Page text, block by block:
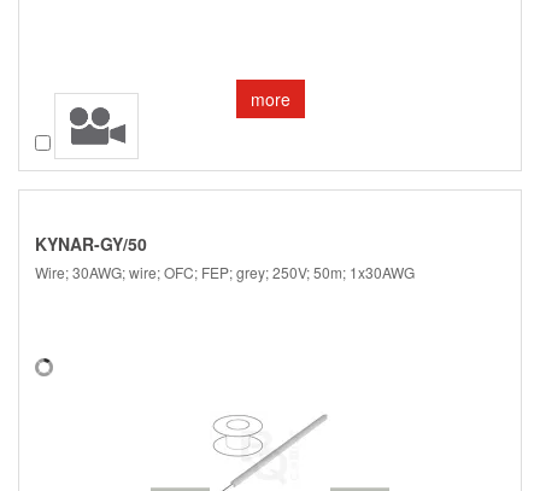
more
Compare
KYNAR-GY/50
Wire; 30AWG; wire; OFC; FEP; grey; 250V; 50m; 1x30AWG